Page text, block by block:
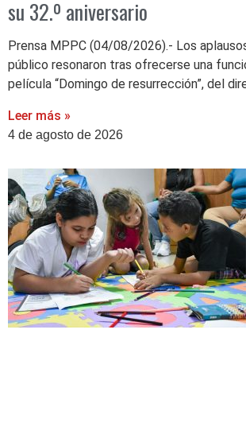
su 32.º aniversario
Prensa MPPC (04/08/2026).- Los
público resonaron tras ofrecerse una
película “Domingo de resurrección”, del
Leer más »
4 de agosto de 2026